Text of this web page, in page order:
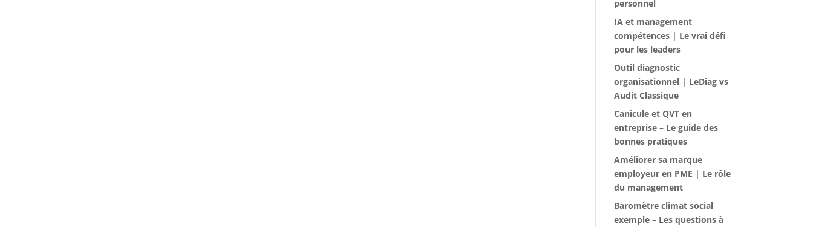
personnel
IA et management
compétences | Le vrai défi
pour les leaders
Outil diagnostic
organisationnel | LeDiag vs
Audit Classique
Canicule et QVT en
entreprise – Le guide des
bonnes pratiques
Améliorer sa marque
employeur en PME | Le rôle
du management
Baromètre climat social
exemple – Les questions à